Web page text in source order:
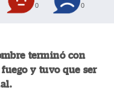
0 0
terminó con
y tuvo que ser